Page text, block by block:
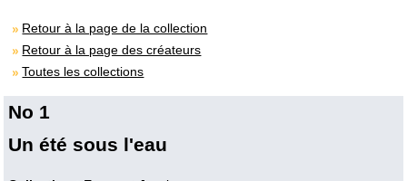
Retour à la page de la collection
Retour à la page des créateurs
Toutes les collections
No 1
Un été sous l'eau